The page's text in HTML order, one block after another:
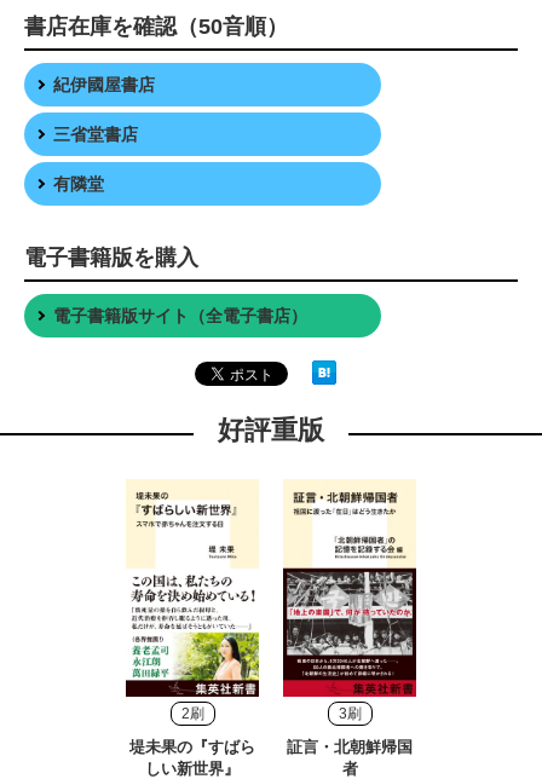
書店在庫を確認（50音順）
紀伊國屋書店
三省堂書店
有隣堂
電子書籍版を購入
電子書籍版サイト（全電子書店）
好評重版
2刷
堤未果の『すばら
しい新世界』
3刷
証言・北朝鮮帰国
者